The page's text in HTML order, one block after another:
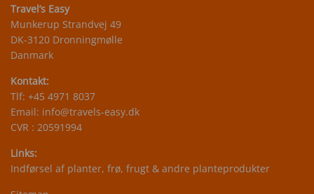
Travel’s Easy
Munkerup Strandvej 49
DK-3120 Dronningmølle
Danmark
Kontakt:
Tlf: +45 4971 8037
Email: info@travels-easy.dk
CVR : 20591994
Links:
Indførsel af planter, frø, frugt & andre planteprodukter